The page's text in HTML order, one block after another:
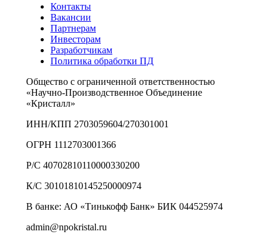
Контакты
Вакансии
Партнерам
Инвесторам
Разработчикам
Политика обработки ПД
Общество с ограниченной ответственностью
«Научно-Производственное Объединение
«Кристалл»
ИНН/КПП 2703059604/270301001
ОГРН 1112703001366
Р/С 40702810110000330200
К/С 30101810145250000974
В банке: АО «Тинькофф Банк» БИК 044525974
admin@npokristal.ru